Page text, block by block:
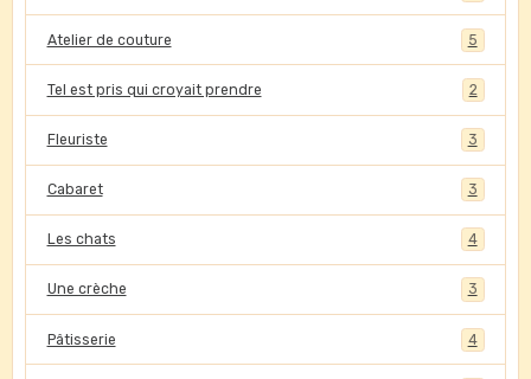
Atelier de couture 5
Tel est pris qui croyait prendre 2
Fleuriste 3
Cabaret 3
Les chats 4
Une crèche 3
Pâtisserie 4